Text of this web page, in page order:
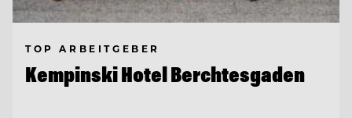
TOP ARBEITGEBER
Kempinski Hotel Berchtesgaden